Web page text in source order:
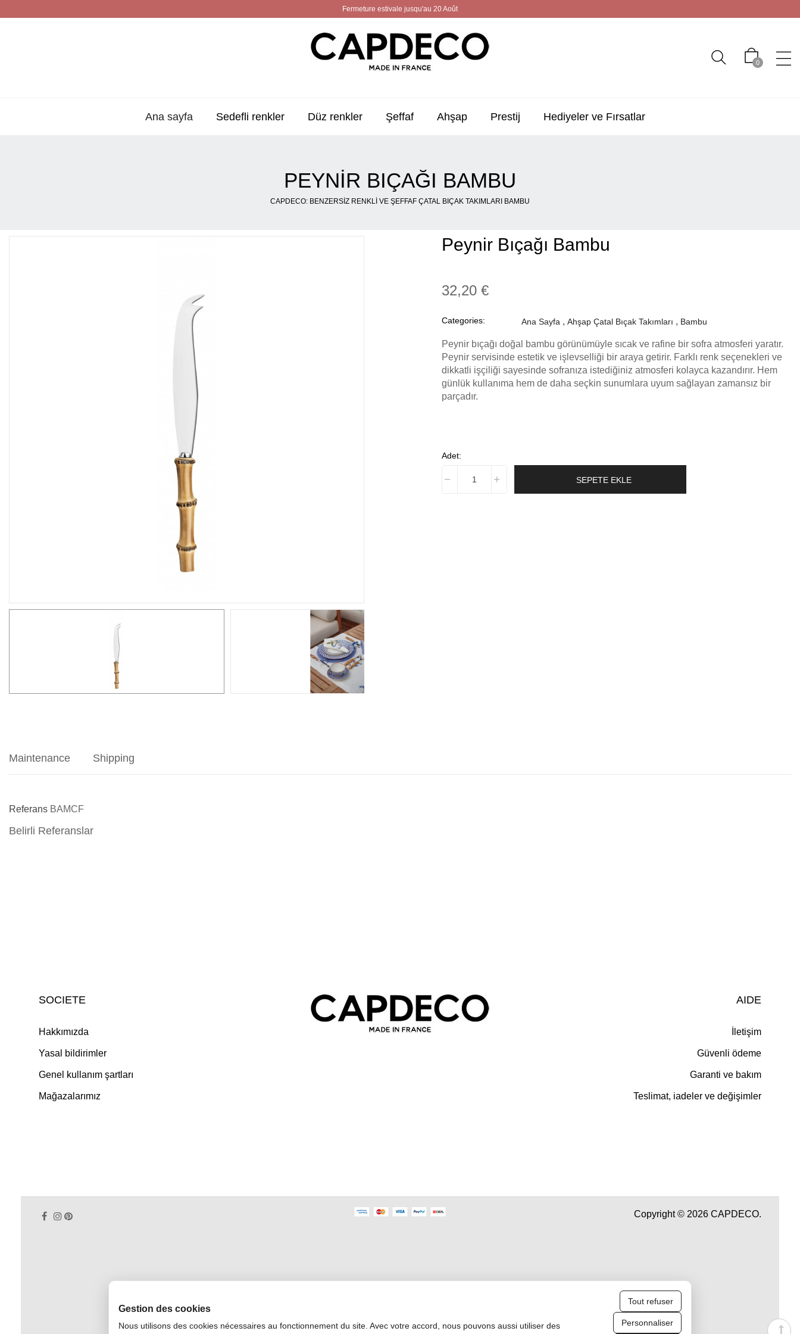
Fermeture estivale jusqu'au 20 Août
0
Ana sayfa Sedefli renkler Düz renkler Şeffaf Ahşap Prestij Hediyeler ve Fırsatlar
PEYNIR BIÇAĞI BAMBU
CAPDECO: BENZERSIZ RENKLI VE ŞEFFAF ÇATAL BIÇAK TAKIMLARI BAMBU
Peynir Bıçağı Bambu
32,20 €
Categories: Ana Sayfa Ahşap Çatal Bıçak Takımları Bambu
Peynir bıçağı doğal bambu görünümüyle sıcak ve rafine bir sofra atmosferi yaratır.
Peynir servisinde estetik ve işlevselliği bir araya getirir. Farklı renk seçenekleri ve
dikkatli işçiliği sayesinde sofranıza istediğiniz atmosferi kolayca kazandırır. Hem
günlük kullanıma hem de daha seçkin sunumlara uyum sağlayan zamansız bir
parçadır.
Adet:
SEPETE EKLE
Maintenance Shipping
Referans BAMCF
Belirli Referanslar
SOCIETE
Hakkımızda
Yasal bildirimler
Genel kullanım şartları
Mağazalarımız
AIDE
İletişim
Güvenli ödeme
Garanti ve bakım
Teslimat, iadeler ve değişimler
Copyright © 2026 CAPDECO.
Gestion des cookies
Nous utilisons des cookies nécessaires au fonctionnement du site. Avec votre accord, nous pouvons aussi utiliser des
Tout refuser
Personnaliser